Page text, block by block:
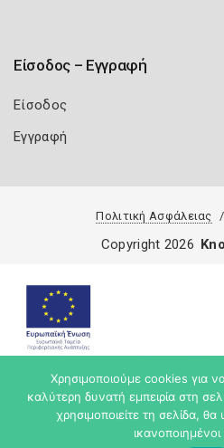
Είσοδος – Εγγραφή
Είσοδος
Εγγραφή
Πολιτική Ασφάλειας
Χρησιμοποιούμε cookies για
καλύτερη δυνατή εμπειρία στη
χρησιμοποιείτε τη σελίδα,
Copyright 2026